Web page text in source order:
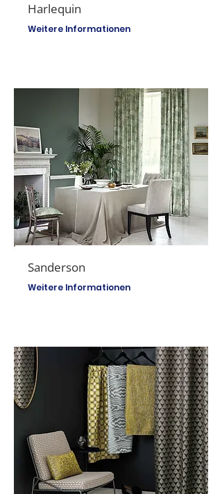
Harlequin
Weitere Informationen
Sanderson
Weitere Informationen